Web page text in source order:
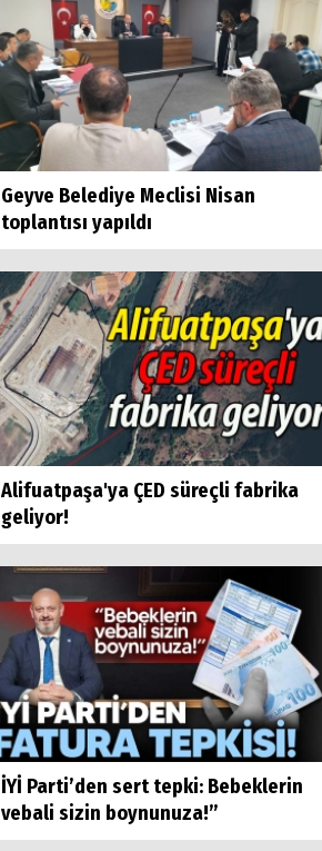
Geyve Belediye Meclisi Nisan
toplantısı yapıldı
Alifuatpaşa'ya ÇED süreçli fabrika
geliyor!
İYİ Parti’den sert tepki: Bebeklerin
vebali sizin boynunuza!”